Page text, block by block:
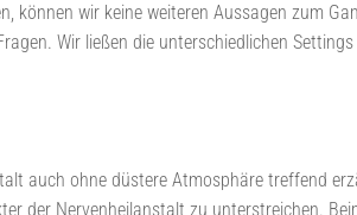
wir keine weiteren Aussagen zum
Wir ließen die unterschiedlichen
auch ohne düstere Atmosphäre treffend
der Nervenheilanstalt zu unterstreichen.